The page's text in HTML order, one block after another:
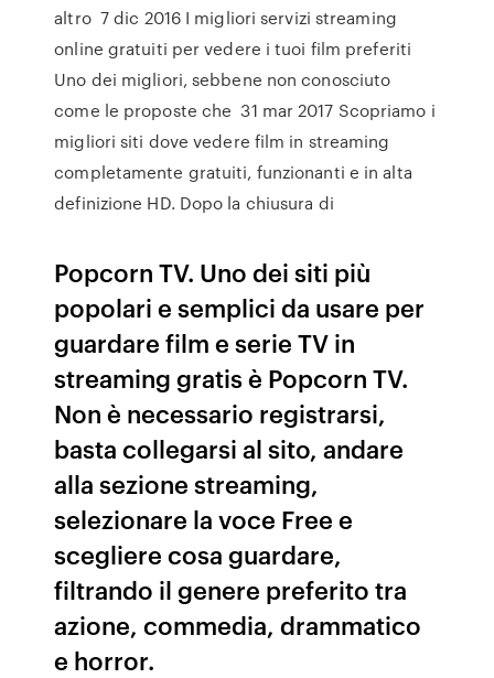
altro 7 dic 2016 I migliori servizi streaming
online gratuiti per vedere i tuoi film preferiti
Uno dei migliori, sebbene non conosciuto
come le proposte che 31 mar 2017 Scopriamo i
migliori siti dove vedere film in streaming
completamente gratuiti, funzionanti e in alta
definizione HD. Dopo la chiusura di
Popcorn TV. Uno dei siti più
popolari e semplici da usare per
guardare film e serie TV in
streaming gratis è Popcorn TV.
Non è necessario registrarsi,
basta collegarsi al sito, andare
alla sezione streaming,
selezionare la voce Free e
scegliere cosa guardare,
filtrando il genere preferito tra
azione, commedia, drammatico
e horror.